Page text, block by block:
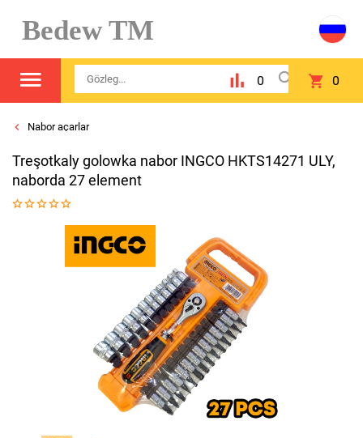
Bedew TM
0 0
Nabor açarlar
Treşotkaly golowka nabor INGCO HKTS14271 ULY,
naborda 27 element